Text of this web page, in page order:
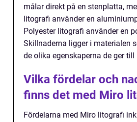
målar direkt på en stenplatta,
litografi använder en
Polyester litografi använder en
Skillnaderna ligger i materialen
de olika egenskaperna de ger till
Vilka fördelar och
finns det med Miro
Fördelarna med Miro litografi